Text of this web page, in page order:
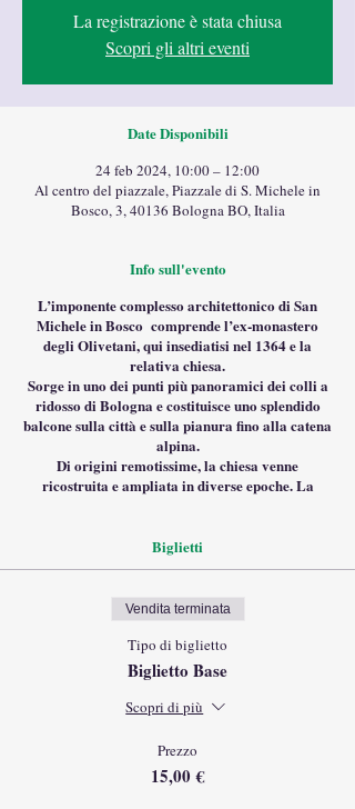
La registrazione è stata chiusa
Scopri gli altri eventi
Date Disponibili
24 feb 2024, 10:00 – 12:00
Al centro del piazzale, Piazzale di S. Michele in
Bosco, 3, 40136 Bologna BO, Italia
Info sull'evento
L’imponente complesso architettonico di San
Michele in Bosco comprende l’ex-monastero
degli Olivetani, qui insediatisi nel 1364 e la
relativa chiesa.
Sorge in uno dei punti più panoramici dei colli a
ridosso di Bologna e costituisce uno splendido
balcone sulla città e sulla pianura fino alla catena
alpina.
Di origini remotissime, la chiesa venne
ricostruita e ampliata in diverse epoche. La
usato per i più diversi scopi. Prima caserma e poi
prigione, divenne in seguito villa per il Legato
Poco prima della sua morte, nel 1880, il professor
Rizzoli lo donò alla Provincia perché fosse
adibito a sede di un ospedale ortopedico con la
clausola che tutto il patrimonio storico e artistico
del monastero e della chiesa fosse conservato in
laddove si trovava in perpetuo.
ancora oggi visitare la splendida chiesa con
annessa sacrestia ricchissime di opere d’arte, il
grandioso dormitorio noto come il
Biglietti
Vendita terminata
Tipo di biglietto
Biglietto Base
Scopri di più
Prezzo
15,00 €